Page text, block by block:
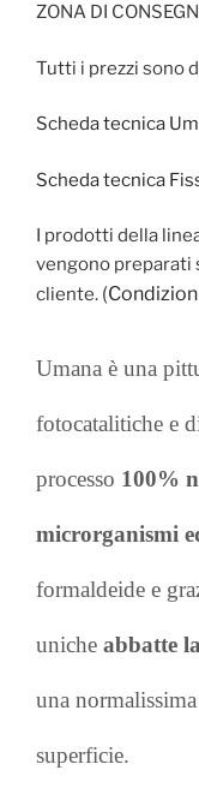
ZONA DI
Tutti i prezzi sono
Scheda tecnica
Scheda tecnica
I prodotti della
vengono preparati
cliente. (
Umana è una
fotocatalitiche e
processo 100%
microrganismi
formaldeide e
uniche abbatte
una
superficie.